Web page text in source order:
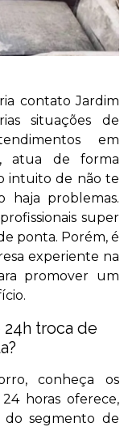
contato Jardim
situações de
em
atua de forma
intuito de não te
haja problemas.
super
ponta. Porém, é
experiente na
promover um
troca de
conheça os
horas oferece,
do segmento de